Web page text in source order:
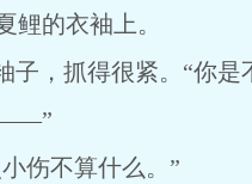
的衣袖上。
，抓得很紧。“你是
――”
伤不算什么。”